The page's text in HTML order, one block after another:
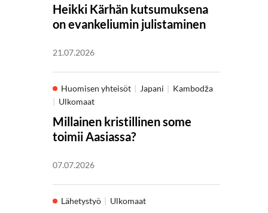
Heikki Kärhän kutsumuksena
on evankeliumin julistaminen
21.07.2026
Huomisen yhteisöt Japani
Kambodža
Ulkomaat
Millainen kristillinen some
toimii Aasiassa?
07.07.2026
Lähetystyö Ulkomaat